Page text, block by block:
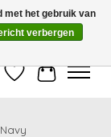
verzonden!
Verlanglijst
met het gebruik van
verbergen